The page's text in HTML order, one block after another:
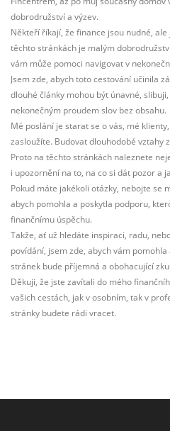
dobrodružství a výzev.
Někteří říkají, že finance jsou nudné,
těchto stránkách je malým
vám může pomoci navigovat v
Jsem zde, abych toto cestování učinila
dlouhé články mohou být únavné,
nekonečným proudem slov bez obsahu.
Mé poslání je starat se o vás, mé
zasloužíte. Budovat dlouhodobé vztahy
Proto na těchto stránkách naleznete
i upozornění na to, na co si dát pozor a
Pokud máte jakékoli otázky, nebojte se
abych pomohla a poskytla podporu,
finančnímu úspěchu.
Takže, ať už hledáte inspiraci, radu,
povídání, jsem zde, abych vám
stránek bude příjemná a obohacující
Děkuji, že jste zavítali do mého
vašich cestách, jak v osobním, tak v
stránky budete rádi vracet.